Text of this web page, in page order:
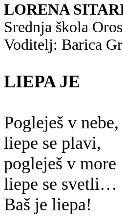
LORENA
Srednja škola
Voditelj: Barica
LIEPA JE
Pogleješ v nebe,
liepe se plavi,
pogleješ v more
liepe se svetli…
Baš je liepa!